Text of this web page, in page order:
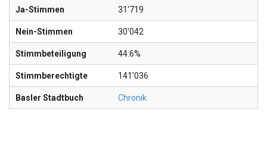
Ja-Stimmen 31'719
Nein-Stimmen 30'042
Stimmbeteiligung 44.6%
Stimmberechtigte 141'036
Basler Stadtbuch Chronik